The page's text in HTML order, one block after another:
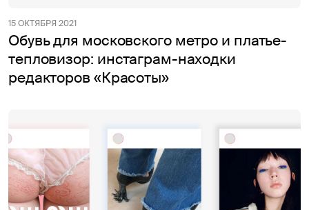
15 ОКТЯБРЯ 2021
Обувь для московского метро и платье-
тепловизор: инстаграм-находки
редакторов «Красоты»